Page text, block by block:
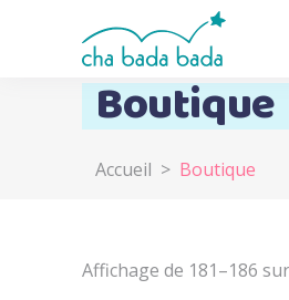
Boutique
Accueil > Boutique
Affichage de 181–186